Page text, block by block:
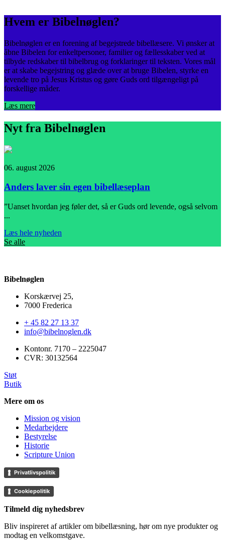
Hvem er Bibelnøglen?
Bibelnøglen er en forening af begejstrede bibellæsere. Vi ønsker at
åbne Bibelen for enkeltpersoner, familier og fællesskaber ved at
tilbyde redskaber til bibelbrug og forklaringer til teksten. Vores mål
er at skabe begejstring og glæde over at bruge Bibelen, styrke en
levende tro på Jesus Kristus og gøre Guds ord tilgængeligt på
forskellige måder.
Læs mere
Nyt fra Bibelnøglen
06. august 2026
Anders laver sin egen bibellæseplan
”Uanset hvordan jeg føler det, så er Guds ord levende, også selvom
...
Læs hele nyheden
Se alle
Bibelnøglen
Korskærvej 25,
7000 Frederica
+ 45 82 27 13 37
info@bibelnoglen.dk
Kontonr. ‍7170 – 2225047
CVR: ‍30132564
Støt
Butik
Mere om os
Mission og vision
Medarbejdere
Bestyrelse
Historie
Scripture Union
Privatlivspolitik
Cookiepolitik
Tilmeld dig nyhedsbrev
Bliv inspireret af artikler om bibellæsning, hør om nye produkter og
modtag en velkomstgave.